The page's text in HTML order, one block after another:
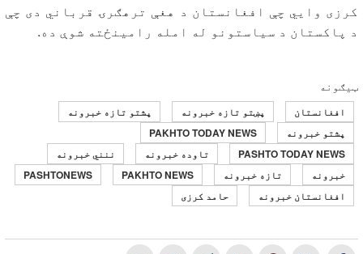
کرزی وايي چې افغانستان د هغې ترهګرۍ قرباني دی چې
د پاکستان د سیاستونو له امله رامینځته شوې ده.
ټیګونه
افغانستان پښتو تازه خبرونه
پشتو تازه خبرونه
پشتو خبرونه
PAKHTO TODAY NEWS
PASHTO TODAY NEWS
تاوده خبرونه
ننني خبرونه
خبرونه
تازه خبرونه PAKHTO NEWS
PASHTONEWS
افغانستان خبرونه
حامد کرزی